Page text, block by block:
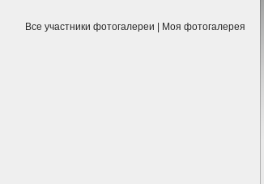
Все участники фотогалереи Моя фотогалерея